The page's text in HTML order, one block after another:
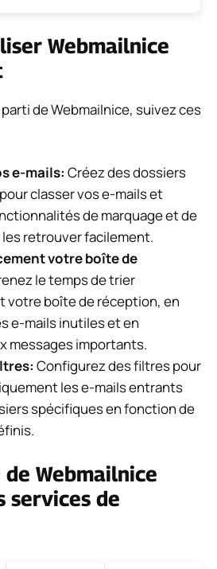
Webmailnice
de Webmailnice, suivez ces
e-mails: Créez des dossiers
classer vos e-mails et
de marquage et de
retrouver facilement.
votre boîte de
le temps de trier
votre boîte de réception, en
e-mails inutiles et en
messages importants.
Configurez des filtres pour
les e-mails entrants
spécifiques en fonction de
Webmailnice
services de